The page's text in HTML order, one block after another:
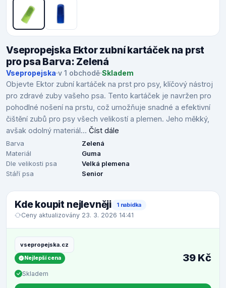
Vsepropejska Ektor zubní kartáček na prst
pro psa Barva: Zelená
Vsepropejska·v 1 obchodě·Skladem
Objevte Ektor zubní kartáček na prst pro psy, klíčový nástroj
pro zdravé zuby vašeho psa. Tento kartáček je navržen pro
pohodlné nošení na prstu, což umožňuje snadné a efektivní
čištění zubů pro psy všech velikostí a plemen. Jeho měkký,
avšak odolný materiál... Číst dále
Barva
Zelená
Materiál
Guma
Dle velikosti psa
Velká plemena
Stáří psa
Senior
Kde koupit nejlevněji 1 nabídka
Ceny aktualizovány 23. 3. 2026 14:41
vsepropejska.cz
Nejlepší cena
Skladem
39 Kč